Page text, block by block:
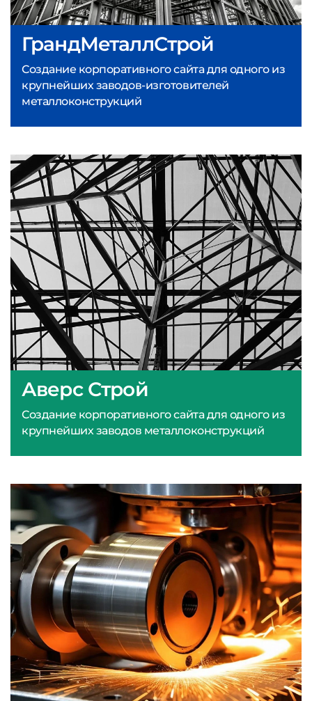
ГрандМеталлСтрой
Создание корпоративного сайта для одного из
крупнейших заводов-изготовителей
металлоконструкций
Аверс Строй
Создание корпоративного сайта для одного из
крупнейших заводов металлоконструкций